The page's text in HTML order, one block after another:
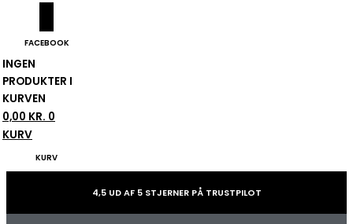
FACEBOOK
INGEN
PRODUKTER I
KURVEN
0,00 KR. 0
KURV
KURV
4,5 UD AF 5 STJERNER PÅ TRUSTPILOT